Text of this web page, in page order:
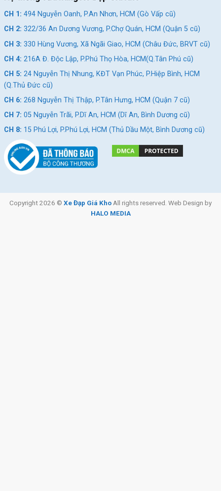
Địa Chỉ Các Cửa Hàng Xe Đạp Giá Kho:
CH 1:494 Nguyễn Oanh, P.An Nhơn, HCM (Gò Vấp cũ)
CH 2:322/36 An Dương Vương, P.Chợ Quán, HCM (Quận
5 cũ)
CH 3:330 Hùng Vương, Xã Ngãi Giao, HCM (Châu Đức,
BRVT cũ)
CH 4:216A Đ. Độc Lập, P.Phú Thọ Hòa, HCM(Q.Tân Phú
cũ)
CH 5:
24 Nguyễn Thị Nhung, KĐT Vạn Phúc, P.Hiệp Bình,
HCM (Q.Thủ Đức cũ)
CH 6:
CH 7:05 Nguyễn Trãi, P.Dĩ An, HCM (Dĩ An, Bình Dương
CH 1: 494 Nguyễn Oanh, P.An Nhơn, HCM (Gò Vấp cũ)
CH 2: 322/36 An Dương Vương, P.Chợ Quán, HCM (Quận 5 cũ)
CH 3: 330 Hùng Vương, Xã Ngãi Giao, HCM (Châu Đức, BRVT cũ)
CH 4: 216A Đ. Độc Lập, P.Phú Thọ Hòa, HCM(Q.Tân Phú cũ)
CH 5: 24 Nguyễn Thị Nhung, KĐT Vạn Phúc, P.Hiệp Bình, HCM
(Q.Thủ Đức cũ)
CH 6: 268 Nguyễn Thị Thập, P.Tân Hưng, HCM (Quận 7 cũ)
CH 7: 05 Nguyễn Trãi, P.Dĩ An, HCM (Dĩ An, Bình Dương cũ)
CH 8: 15 Phú Lợi, P.Phú Lợi, HCM (Thủ Dầu Một, Bình Dương cũ)
Copyright 2026 © Xe Đạp Giá Kho All rights reserved. Web Design by
HALO MEDIA